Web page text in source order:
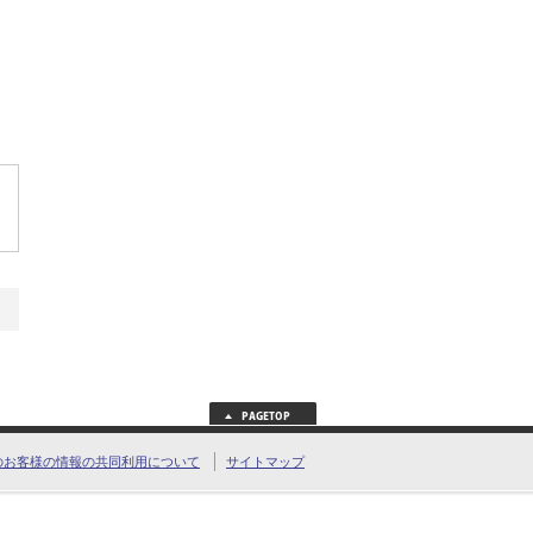
お客様の情報の共同利用について サイトマップ